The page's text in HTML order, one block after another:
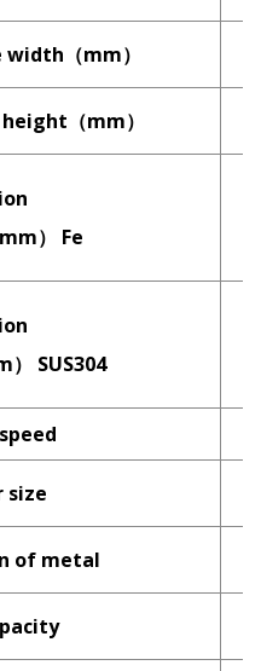
（mm）
（mm）
） Fe
SUS304
size
of metal